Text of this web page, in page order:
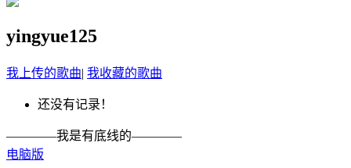
yingyue125
我上传的歌曲| 我收藏的歌曲
还没有记录！
————我是有底线的————
电脑版